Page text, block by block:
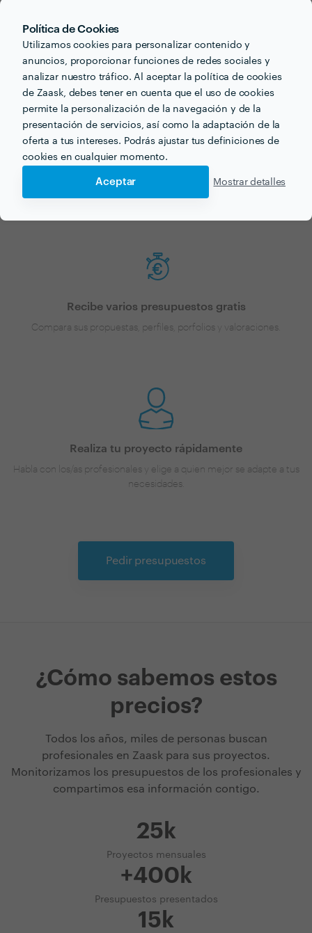
Política de Cookies
Utilizamos cookies para personalizar contenido y
anuncios, proporcionar funciones de redes sociales y
analizar nuestro tráfico. Al aceptar la política de cookies
de Zaask, debes tener en cuenta que el uso de cookies
permite la personalización de la navegación y de la
presentación de servicios, así como la adaptación de la
oferta a tus intereses. Podrás ajustar tus definiciones de
cookies en cualquier momento.
Aceptar Mostrar detalles
encontrar profesionales cerca de ti!
Haz tu pedido sin compromiso
Rellena un breve cuestionario para contarnos lo que necesitas.
Recibe varios presupuestos gratis
Compara sus propuestas, perfiles, porfolios y valoraciones.
Realiza tu proyecto rápidamente
Habla con los/as profesionales y elige a quien mejor se adapte a tus
necesidades.
Pedir presupuestos
¿Cómo sabemos estos
precios?
Todos los años, miles de personas buscan
profesionales en Zaask para sus proyectos.
Monitorizamos los presupuestos de los profesionales y
compartimos esa información contigo.
25k
Proyectos mensuales
+400k
Presupuestos presentados
15k